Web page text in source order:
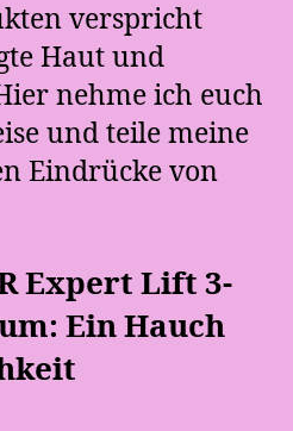
verspricht
Haut und
nehme ich euch
und teile meine
Eindrücke von
Expert Lift 3-
Ein Hauch